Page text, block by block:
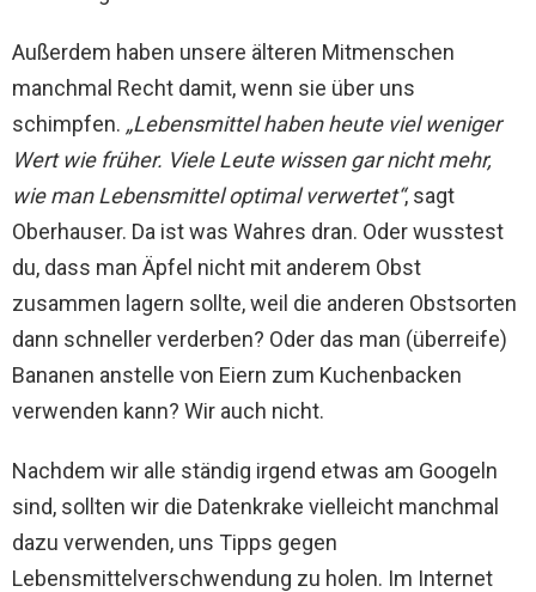
Außerdem haben unsere älteren Mitmenschen
manchmal Recht damit, wenn sie über uns
schimpfen. „Lebensmittel haben heute viel weniger
Wert wie früher. Viele Leute wissen gar nicht mehr,
wie man Lebensmittel optimal verwertet“, sagt
Oberhauser. Da ist was Wahres dran. Oder wusstest
du, dass man Äpfel nicht mit anderem Obst
zusammen lagern sollte, weil die anderen Obstsorten
dann schneller verderben? Oder das man (überreife)
Bananen anstelle von Eiern zum Kuchenbacken
verwenden kann? Wir auch nicht.
Nachdem wir alle ständig irgend etwas am Googeln
sind, sollten wir die Datenkrake vielleicht manchmal
dazu verwenden, uns Tipps gegen
Lebensmittelverschwendung zu holen. Im Internet